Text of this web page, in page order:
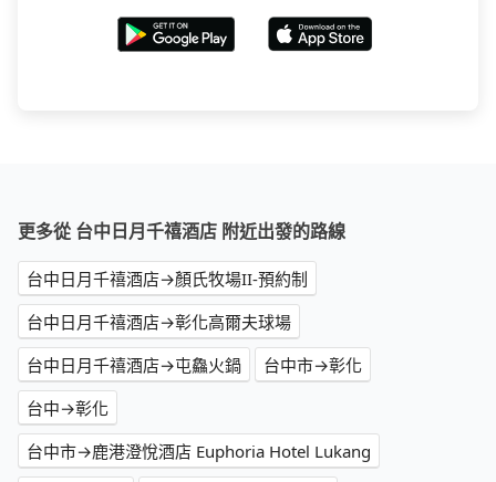
更多從 台中日月千禧酒店 附近出發的路線
台中日月千禧酒店→顏氏牧場II-預約制
台中日月千禧酒店→彰化高爾夫球場
台中日月千禧酒店→屯鱻火鍋
台中市→彰化
台中→彰化
台中市→鹿港澄悅酒店 Euphoria Hotel Lukang